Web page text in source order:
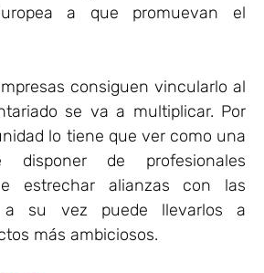
a que promuevan el
consiguen vincularlo al
se va a multiplicar. Por
lo tiene que ver como una
disponer de profesionales
estrechar alianzas con las
a su vez puede llevarlos a
más ambiciosos.